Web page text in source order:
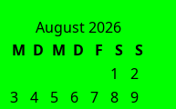
August 2026
M D M D F S
S
1
2
3 4 5 6 7 8 9